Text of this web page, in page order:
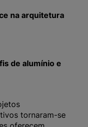
na arquitetura
de alumínio e
tornaram-se